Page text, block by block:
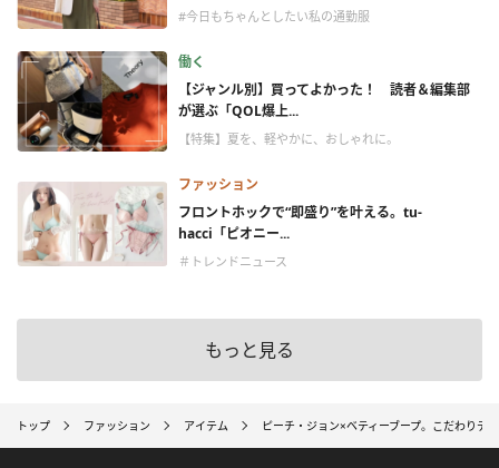
#今日もちゃんとしたい私の通勤服
働く
【ジャンル別】買ってよかった！ 読者＆編集部
が選ぶ「QOL爆上...
【特集】夏を、軽やかに、おしゃれに。
ファッション
フロントホックで“即盛り”を叶える。tu-
hacci「ピオニー...
＃トレンドニュース
もっと見る
トップ ファッション アイテム ピーチ・ジョン×ベティーブープ。こだわりデ